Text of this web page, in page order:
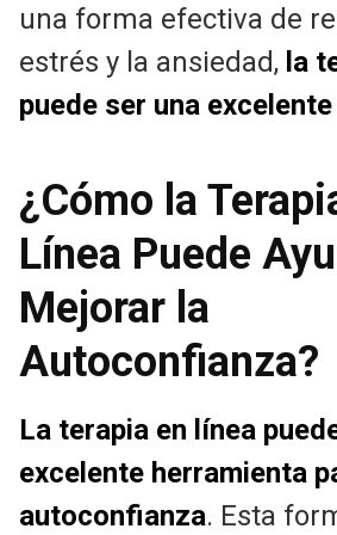
una forma efectiva de
estrés y la ansiedad, la
puede ser una
¿Cómo la
Línea Puede
Mejorar la
Autoconfianza?
La terapia en línea
excelente herramienta
autoconfianza. Esta